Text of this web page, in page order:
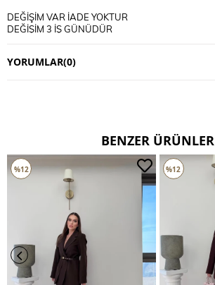
DEĞİŞİM VAR İADE YOKTUR
DEĞİŞİM 3 İŞ GÜNÜDÜR
YORUMLAR(0)
BENZER ÜRÜNLER
%12 %12